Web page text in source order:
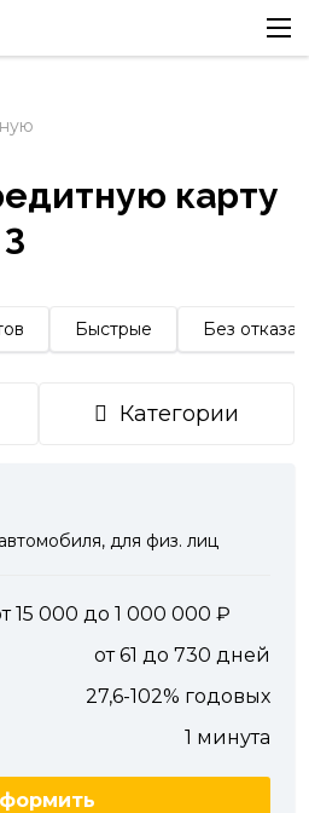
карту
Быстрые Без отказа
Категории
для физ. лиц
15 000 до 1 000 000
от 61 до 730 дней
27,6-102% годовых
1 минута